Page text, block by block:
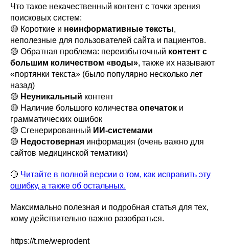
Что такое некачественный контент с точки зрения
поисковых систем:
🟡 Короткие и неинформативные тексты,
неполезные для пользователей сайта и пациентов.
🟡 Обратная проблема: переизбыточный контент с
большим количеством «воды», также их называют
«портянки текста» (было популярно несколько лет
назад)
🟡 Неуникальный контент
🟡 Наличие большого количества опечаток и
грамматических ошибок
🟡 Сгенерированный ИИ-системами
🟡 Недостоверная информация (очень важно для
сайтов медицинской тематики)
🔴 Читайте в полной версии о том, как исправить эту
ошибку, а также об остальных.
Максимально полезная и подробная статья для тех,
кому действительно важно разобраться.
https://t.me/weprodent